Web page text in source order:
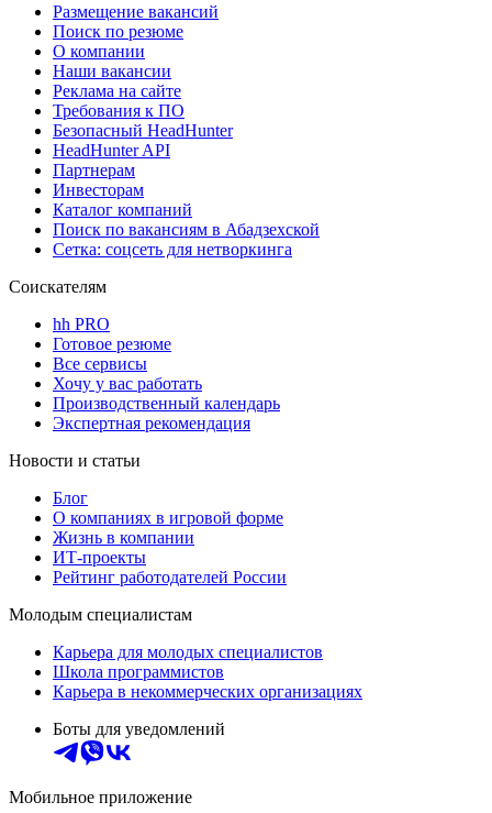
Размещение вакансий
Поиск по резюме
О компании
Наши вакансии
Реклама на сайте
Требования к ПО
Безопасный HeadHunter
HeadHunter API
Партнерам
Инвесторам
Каталог компаний
Поиск по вакансиям в Абадзехской
Сетка: соцсеть для нетворкинга
Соискателям
hh PRO
Готовое резюме
Все сервисы
Хочу у вас работать
Производственный календарь
Экспертная рекомендация
Новости и статьи
Блог
О компаниях в игровой форме
Жизнь в компании
ИТ-проекты
Рейтинг работодателей России
Молодым специалистам
Карьера для молодых специалистов
Школа программистов
Карьера в некоммерческих организациях
Боты для уведомлений
Мобильное приложение